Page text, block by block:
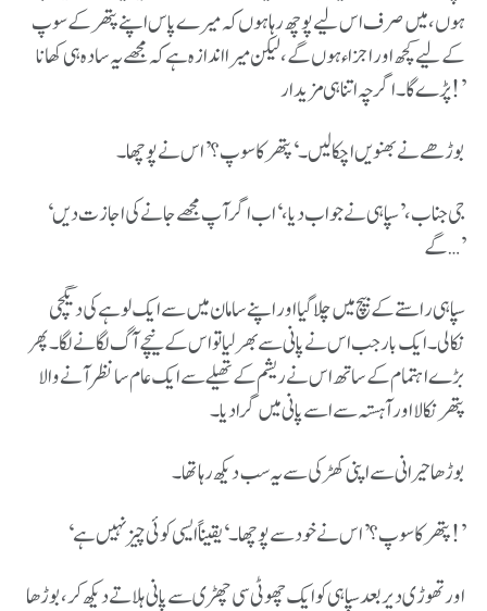
ہوں، میں صرف اس لیے پوچھ رہا ہوں کہ میرے پاس اپنے پتھر کے سوپ
کے لیے کچھ اور اجزاء ہوں گے، لیکن میرا اندازہ ہے کہ مجھے یہ سادہ ہی کھانا
پڑے گا۔ اگرچہ اتنا ہی مزیدار!’
بوڑھے نے بھنویں اچکا لیں۔ ‘پتھر کا سوپ؟’ اس نے پوچھا۔
‘جی جناب،’ سپاہی نے جواب دیا، ‘اب اگر آپ مجھے جانے کی اجازت دیں
گے…’
سپاہی راستے کے بیچ میں چلا گیا اور اپنے سامان میں سے ایک لوہے کی دیگچی
نکالی۔ ایک بار جب اس نے پانی سے بھر لیا تو اس کے نیچے آگ لگانے لگا۔ پھر
بڑے اہتمام کے ساتھ اس نے ریشم کے تھیلے سے ایک عام سا نظر آنے والا
پتھر نکالا اور آہستہ سے اسے پانی میں گرادیا۔
بوڑھا حیرانی سے اپنی کھڑکی سے یہ سب دیکھ رہا تھا۔
‘پتھر کا سوپ؟’ اس نے خود سے پوچھا۔ ‘یقیناً ایسی کوئی چیز نہیں ہے!’
اور تھوڑی دیر بعد سپاہی کو ایک چھوٹی سی چھڑی سے پانی ہلاتے دیکھ کر، بوڑھا